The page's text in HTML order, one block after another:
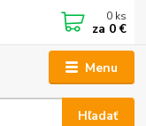
Menu
Hľadať
0 ks
za 0 €